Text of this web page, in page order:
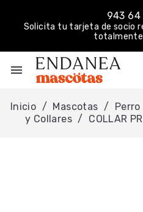
943 64
Solicita tu tarjeta de socio
menu
Inicio Mascotas Perro
y Collares
COLLAR